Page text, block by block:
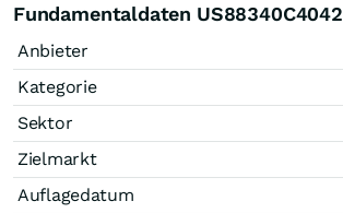
Fundamentaldaten US88340C4042
Anbieter
Kategorie
Sektor
Zielmarkt
Auflagedatum